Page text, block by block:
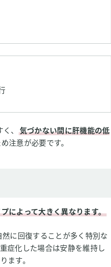
、
気づかない間に肝機能の低
注意が必要です。
によって大きく異なります。
に回復することが多く特別な
症化した場合は安静を維持し
ます。